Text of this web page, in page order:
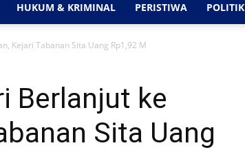
HUKUM & KRIMINAL PERISTIWA POLITIK
Kejari Tabanan Sita Uang Rp1,92 M
Berlanjut ke
Sita Uang